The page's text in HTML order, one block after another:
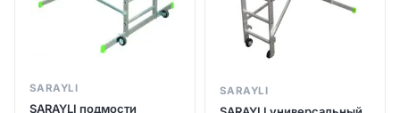
SARAYLI
SARAYLI подмости
SARAYLI